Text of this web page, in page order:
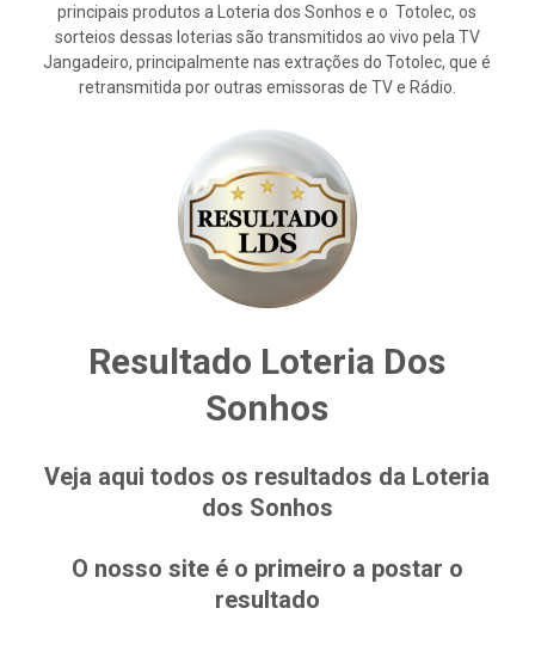
principais produtos a Loteria dos Sonhos e o Totolec, os
sorteios dessas loterias são transmitidos ao vivo pela TV
Jangadeiro, principalmente nas extrações do Totolec, que é
retransmitida por outras emissoras de TV e Rádio.
Resultado Loteria Dos
Sonhos
Veja aqui todos os resultados da Loteria
dos Sonhos
O nosso site é o primeiro a postar o
resultado